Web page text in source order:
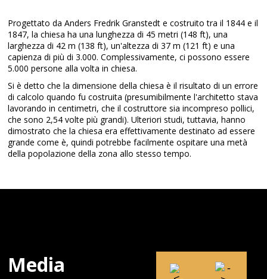
Progettato da Anders Fredrik Granstedt e costruito tra il 1844 e il
1847, la chiesa ha una lunghezza di 45 metri (148 ft), una
larghezza di 42 m (138 ft), un'altezza di 37 m (121 ft) e una
capienza di più di 3.000. Complessivamente, ci possono essere
5.000 persone alla volta in chiesa.
Si è detto che la dimensione della chiesa è il risultato di un errore
di calcolo quando fu costruita (presumibilmente l'architetto stava
lavorando in centimetri, che il costruttore sia incompreso pollici,
che sono 2,54 volte più grandi). Ulteriori studi, tuttavia, hanno
dimostrato che la chiesa era effettivamente destinato ad essere
grande come è, quindi potrebbe facilmente ospitare una metà
della popolazione della zona allo stesso tempo.
Media